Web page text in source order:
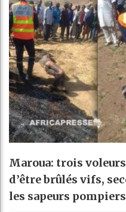
Maroua: trois
d’être brûlés vifs,
les sapeurs pompiers